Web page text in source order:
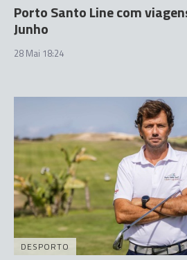
Porto Santo Line com
Junho
28 Mai 18:24
DESPORTO